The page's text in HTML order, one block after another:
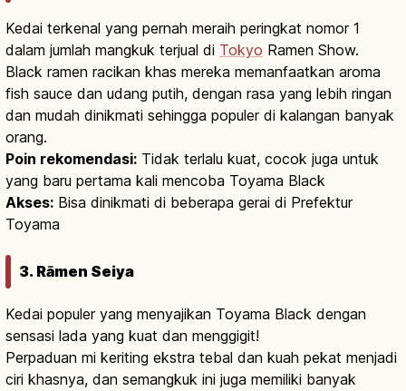
Kedai terkenal yang pernah meraih peringkat nomor 1
dalam jumlah mangkuk terjual di Tokyo Ramen Show.
Black ramen racikan khas mereka memanfaatkan aroma
fish sauce dan udang putih, dengan rasa yang lebih ringan
dan mudah dinikmati sehingga populer di kalangan banyak
orang.
Poin rekomendasi: Tidak terlalu kuat, cocok juga untuk
yang baru pertama kali mencoba Toyama Black
Akses: Bisa dinikmati di beberapa gerai di Prefektur
Toyama
3. Rāmen Seiya
Kedai populer yang menyajikan Toyama Black dengan
sensasi lada yang kuat dan menggigit!
Perpaduan mi keriting ekstra tebal dan kuah pekat menjadi
ciri khasnya, dan semangkuk ini juga memiliki banyak